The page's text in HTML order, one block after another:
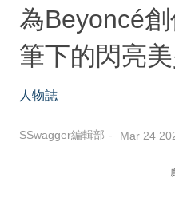
為Beyoncé
筆下的閃亮
人物誌
SSwagger編輯部 Mar 24